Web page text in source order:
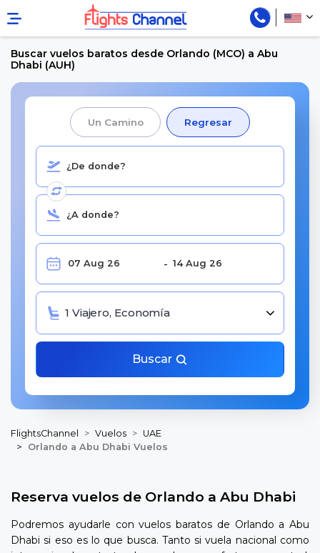
Buscar vuelos baratos desde Orlando (MCO) a Abu
Dhabi (AUH)
Un Camino Regresar
1 Viajero, Economía
Buscar
FlightsChannel Vuelos
UAE
Orlando a Abu Dhabi Vuelos
Reserva vuelos de Orlando a Abu Dhabi
Podremos ayudarle con vuelos baratos de Orlando a Abu
Dhabi si eso es lo que busca. Tanto si vuela nacional como